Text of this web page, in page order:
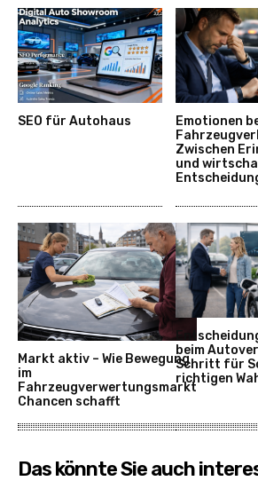
SEO für Autohaus
Emotionen
Zwischen
und
Markt aktiv – Wie Bewegung
im
Fahrzeugverwertungsmarkt
Chancen schafft
beim
Schritt für
richtigen
Das könnte Sie auch